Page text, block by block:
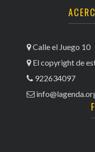
Calle el Juego 10
El copyright de
922634097